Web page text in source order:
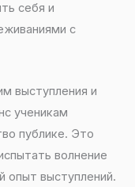
себя и
с
выступления и
ученикам
публике. Это
волнение
опыт выступлений.